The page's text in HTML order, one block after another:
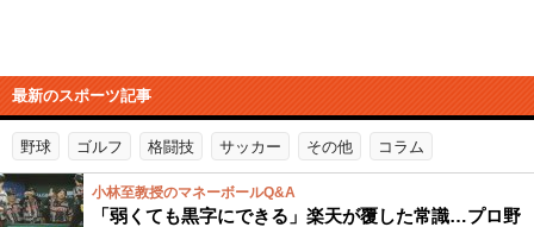
最新のスポーツ記事
野球 ゴルフ 格闘技 サッカー その他 コラム
小林至教授のマネーボールQ&A
「弱くても黒字にできる」楽天が覆した常識…プロ野